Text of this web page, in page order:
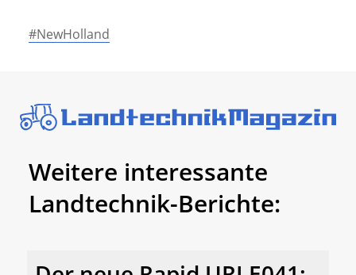
#NewHolland
Weitere interessante
Landtechnik-Berichte: